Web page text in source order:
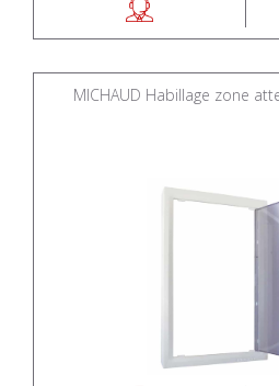
MICHAUD Habillage zone